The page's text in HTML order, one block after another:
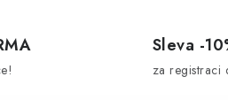
Sleva -
za registraci